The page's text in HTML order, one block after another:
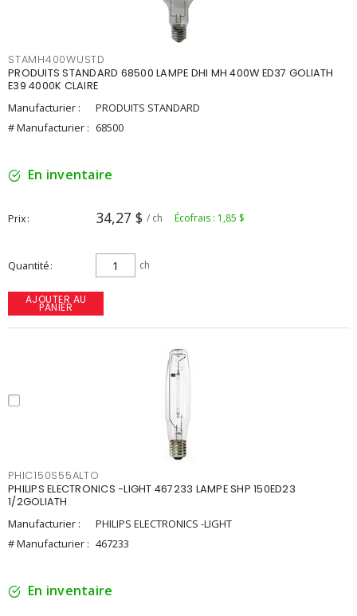
STAMH400WUSTD
PRODUITS STANDARD 68500 LAMPE DHI MH 400W ED37 GOLIATH
E39 4000K CLAIRE
Manufacturier :
PRODUITS STANDARD
# Manufacturier : 68500
En inventaire
Prix 34,27 $ / ch Écofrais : 1,85 $
Quantité ch
AJOUTER AU
PANIER
PHIC150S55ALTO
PHILIPS ELECTRONICS -LIGHT 467233 LAMPE SHP 150ED23
1/2GOLIATH
Manufacturier :
PHILIPS ELECTRONICS -LIGHT
# Manufacturier : 467233
En inventaire